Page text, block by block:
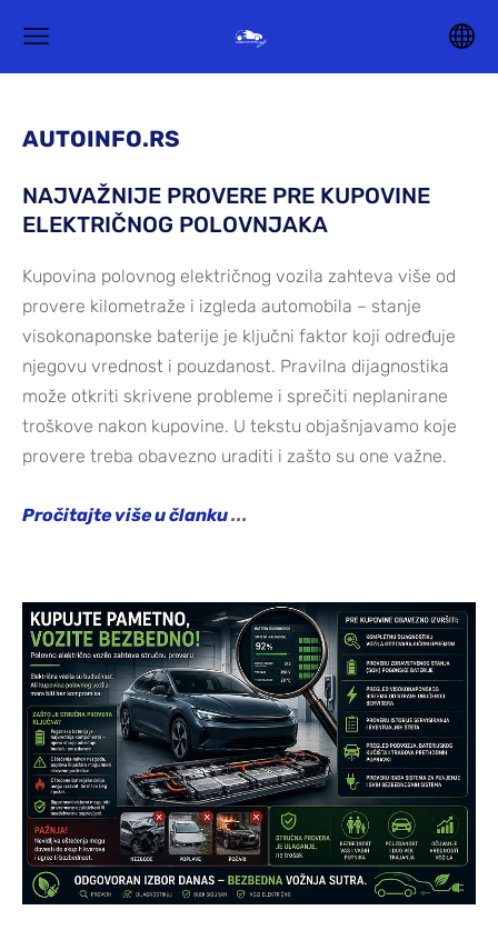
AUTOINFO.RS
NAJVAŽNIJE PROVERE PRE KUPOVINE
ELEKTRIČNOG POLOVNJAKA
Kupovina polovnog električnog vozila zahteva više od
provere kilometraže i izgleda automobila – stanje
visokonaponske baterije je ključni faktor koji određuje
njegovu vrednost i pouzdanost. Pravilna dijagnostika
može otkriti skrivene probleme i sprečiti neplanirane
troškove nakon kupovine. U tekstu objašnjavamo koje
provere treba obavezno uraditi i zašto su one važne.
Pročitajte više u članku...